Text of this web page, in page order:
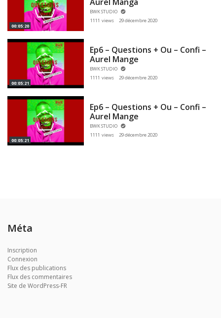
00:05:20
BWK STUDIO
1111 views
29 décembre 2020
00:05:21
Ep6 – Questions + Ou – Confi –
Aurel Mange
BWK STUDIO
1111 views
29 décembre 2020
00:05:21
Ep6 – Questions + Ou – Confi –
Aurel Mange
BWK STUDIO
1111 views
29 décembre 2020
Méta
Inscription
Connexion
Flux des publications
Flux des commentaires
Site de WordPress-FR